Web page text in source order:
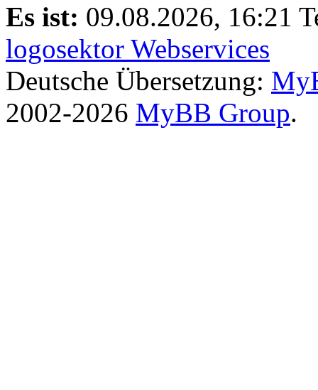
Es ist: 09.08.2026, 16:21
logosektor Webservices
Deutsche Übersetzung:
2002-2026 MyBB Group.